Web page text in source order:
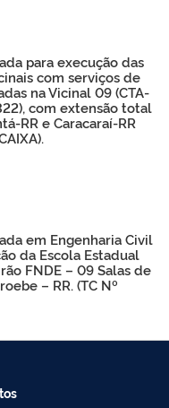
para execução das
com serviços de
na Vicinal 09 (CTA-
com extensão total
RR e Caracaraí-RR
em Engenharia Civil
da Escola Estadual
FNDE – 09 Salas de
– RR. (TC Nº